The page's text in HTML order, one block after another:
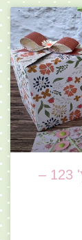
מוגן: הדרכה – הרבה יותר מפאנץ' 123 –